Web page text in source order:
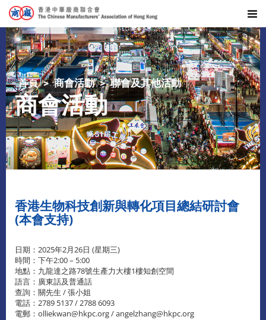
首頁 商會活動 聯會及其他活動
商會活動
香港生物科技創新與轉化項目總結研討會
(本會支持)
日期：2025年2月26日 (星期三)
時間：下午2:00 – 5:00
地點：九龍達之路78號生產力大樓1樓知創空間
語言：廣東話及普通話
查詢：關先生 / 張小姐
電話：2789 5137 / 2788 6093
電郵：olliekwan@hkpc.org / angelzhang@hkpc.org